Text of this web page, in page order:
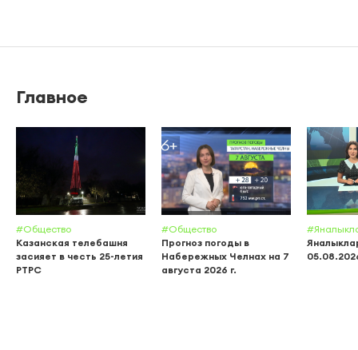
Главное
#Общество
Казанская телебашня
засияет в честь 25-летия
РТРС
#Общество
Прогноз погоды в
Набережных Челнах на 7
августа 2026 г.